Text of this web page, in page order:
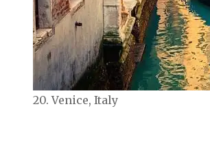
20. Venice, Italy